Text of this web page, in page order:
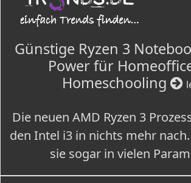
Günstige Ryzen 3
Power für
Homeschooling
Die neuen AMD Ryzen 3
den Intel i3 in nichts mehr
sie sogar in vielen